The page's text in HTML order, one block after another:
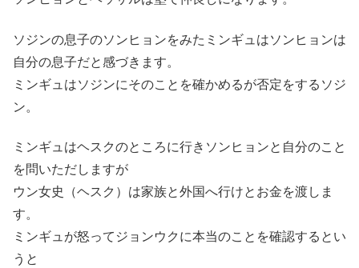
ソジンの息子のソンヒョンをみたミンギュはソンヒョンは
自分の息子だと感づきます。
ミンギュはソジンにそのことを確かめるが否定をするソジ
ン。
ミンギュはヘスクのところに行きソンヒョンと自分のこと
を問いただしますが
ウン女史（ヘスク）は家族と外国へ行けとお金を渡しま
す。
ミンギュが怒ってジョンウクに本当のことを確認するとい
うと